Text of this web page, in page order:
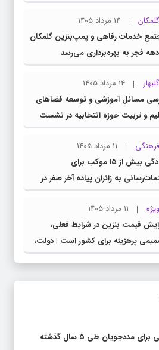
گلمکان
14 مرداد 1405
خدمات رفاهی و پمپ‌بنزین گلمکان
فجر به بهره‌برداری می‌رسد
گلبهار
14 مرداد 1405
مسائل آموزشی و توسعه فضاهای
و تربیت حوزه انتخابیه در نشست
عضو کمیسیون آموزش مجلس با
آموزش و پرورش خراسان رضویفرهنگی
11 مرداد 1405
آمادگی بیش از ۱۵ موکب برای
به زائران پیاده آخر صفر در
چناران
ویژه
11 مرداد 1405
قیمت بنزین در شرایط فعلی،
پرهزینه برای کشور است | دولت،
سوخت و عوامل اصلی ناترازی را